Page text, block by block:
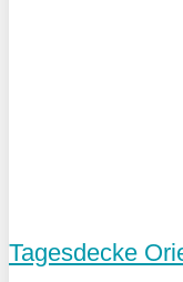
Tagesdecke